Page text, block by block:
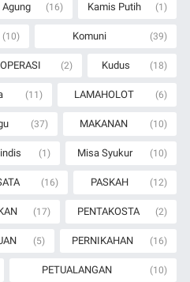
(16) Kamis Putih (1)
(10) Komuni (39)
(2) Kudus (18)
(11) LAMAHOLOT (6)
(37) MAKANAN (10)
(1) Misa Syukur (10)
(16) PASKAH (12)
(17) PENTAKOSTA (2)
(5) PERNIKAHAN (16)
PETUALANGAN (10)